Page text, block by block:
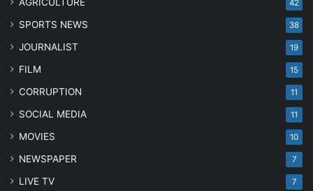
AGRICULTURE 42
SPORTS NEWS 38
JOURNALIST 19
FILM 15
CORRUPTION 11
SOCIAL MEDIA 11
MOVIES 10
NEWSPAPER 7
LIVE TV 7